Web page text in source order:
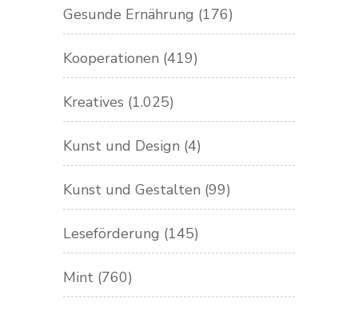
Gesunde Ernährung (176)
Kooperationen (419)
Kreatives (1.025)
Kunst und Design (4)
Kunst und Gestalten (99)
Leseförderung (145)
Mint (760)